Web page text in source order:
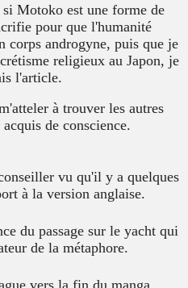
Motoko est une forme de
pour que l'humanité
corps androgyne, puis que je
religieux au Japon, je
l'article.
à trouver les autres
de conscience.
vu qu'il y a quelques
à la version anglaise.
du passage sur le yacht qui
de la métaphore.
vers la fin du manga